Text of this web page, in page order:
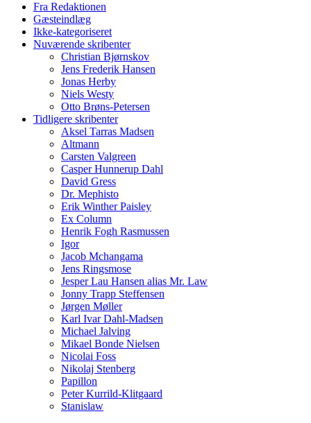
Fra Redaktionen
Gæsteindlæg
Ikke-kategoriseret
Nuværende skribenter
Christian Bjørnskov
Jens Frederik Hansen
Jonas Herby
Niels Westy
Otto Brøns-Petersen
Tidligere skribenter
Aksel Tarras Madsen
Altmann
Carsten Valgreen
Casper Hunnerup Dahl
David Gress
Dr. Mephisto
Erik Winther Paisley
Ex Column
Henrik Fogh Rasmussen
Igor
Jacob Mchangama
Jens Ringsmose
Jesper Lau Hansen alias Mr. Law
Jonny Trapp Steffensen
Jørgen Møller
Karl Ivar Dahl-Madsen
Michael Jalving
Mikael Bonde Nielsen
Nicolai Foss
Nikolaj Stenberg
Papillon
Peter Kurrild-Klitgaard
Stanislaw